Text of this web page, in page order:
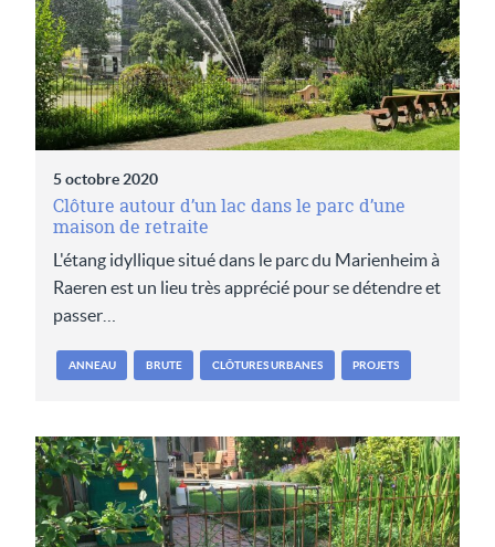
5 octobre 2020
Clôture autour d’un lac dans le parc d’une
maison de retraite
L'étang idyllique situé dans le parc du Marienheim à
Raeren est un lieu très apprécié pour se détendre et
passer…
ANNEAU BRUTE CLÔTURES URBANES PROJETS